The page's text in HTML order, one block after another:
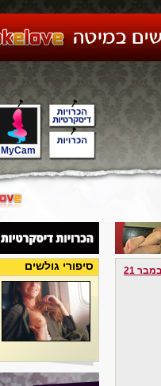
MyCam
21 סיפורי גולשים